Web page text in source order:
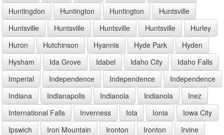
Huntingdon
Huntington Huntington
Huntsville
Huntsville
Huntsville Huntsville Huntsville
Hurley
Huron
Hutchinson Hyannis Hyde Park
Hyden
Hysham
Ida Grove Idabel Idaho City
Idaho Falls
Imperial
Independence Independence
Independence
Indiana
Indianapolis Indianola Indianola
Inez
International Falls
Inverness Iola Ionia
Iowa City
Ipswich
Iron Mountain Ironton Ironton
Irvine